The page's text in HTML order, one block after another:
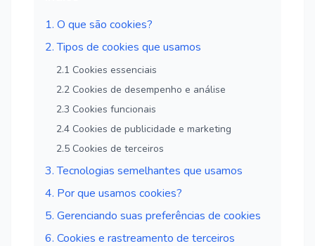
1. O que são cookies?
2. Tipos de cookies que usamos
2.1 Cookies essenciais
2.2 Cookies de desempenho e análise
2.3 Cookies funcionais
2.4 Cookies de publicidade e marketing
2.5 Cookies de terceiros
3. Tecnologias semelhantes que usamos
4. Por que usamos cookies?
5. Gerenciando suas preferências de cookies
6. Cookies e rastreamento de terceiros